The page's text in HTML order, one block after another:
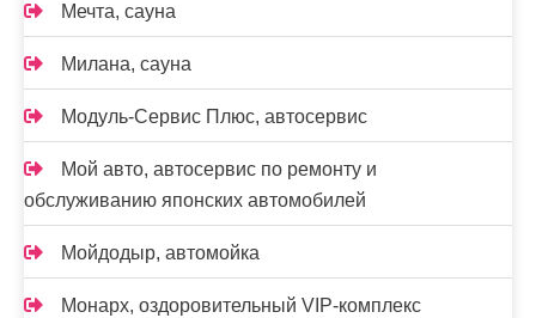
Мечта, сауна
Милана, сауна
Модуль-Сервис Плюс, автосервис
Мой авто, автосервис по ремонту и
обслуживанию японских автомобилей
Мойдодыр, автомойка
Монарх, оздоровительный VIP-комплекс